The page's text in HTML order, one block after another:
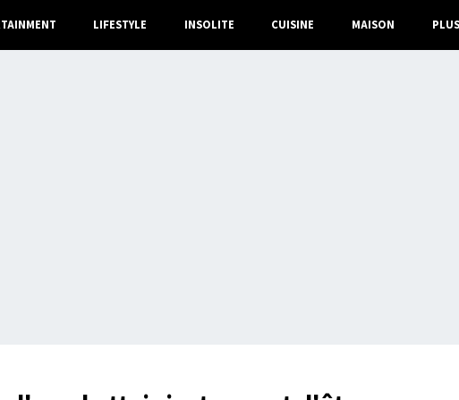
LIFESTYLE INSOLITE CUISINE MAISON PLUS